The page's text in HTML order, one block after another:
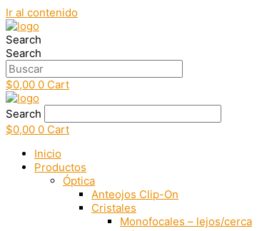
Ir al contenido
Search
Search
$0,00 0 Cart
Search
$0,00 0 Cart
Inicio
Productos
Óptica
Anteojos Clip-On
Cristales
Monofocales – lejos/cerca